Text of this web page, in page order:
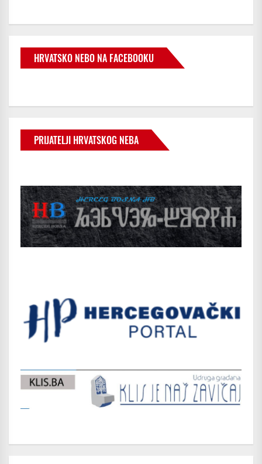
HRVATSKO NEBO NA FACEBOOKU
PRIJATELJI HRVATSKOG NEBA